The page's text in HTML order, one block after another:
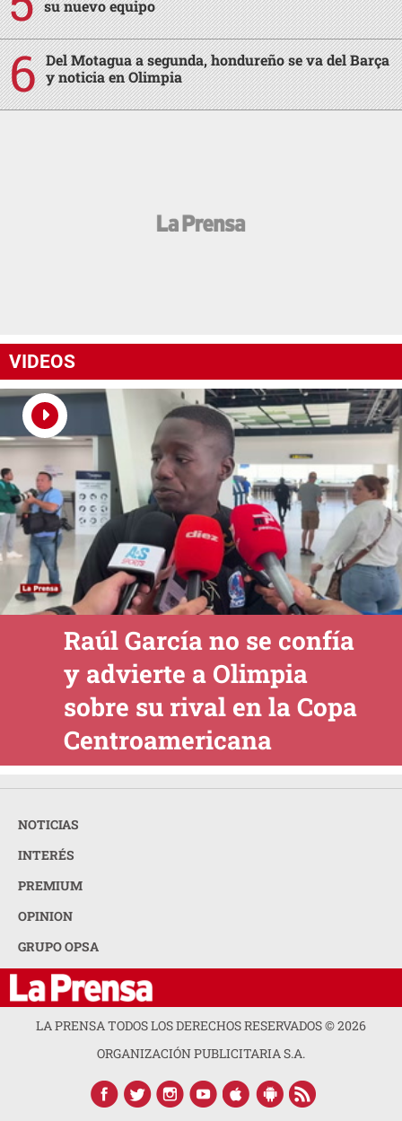
su nuevo equipo
Del Motagua a segunda, hondureño se va del Barça
y noticia en Olimpia
VIDEOS
Raúl García no se confía
y advierte a Olimpia
sobre su rival en la Copa
Centroamericana
NOTICIAS
INTERÉS
PREMIUM
OPINION
GRUPO OPSA
LA PRENSA TODOS LOS DERECHOS RESERVADOS ©2026
ORGANIZACIÓN PUBLICITARIA S.A.